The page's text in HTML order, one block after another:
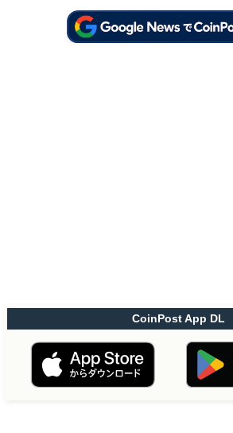
CoinPost App DL